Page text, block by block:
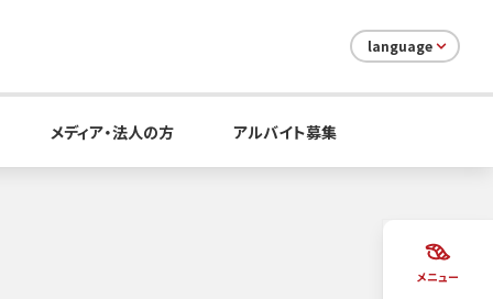
メニュー
language
メディア・法人の方 アルバイト募集